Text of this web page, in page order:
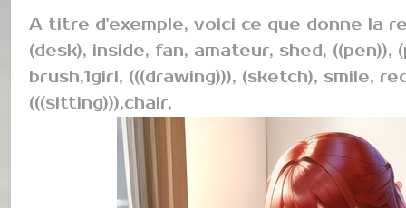
A titre d'exemple, voici ce que donne la
(desk), inside, fan, amateur, shed, ((pen)),
brush,1girl, (((drawing))), (sketch), smile,
(((sitting))),chair,